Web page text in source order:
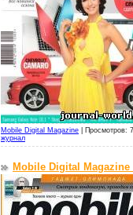
Mobile Digital Magazine
Просмотров:
журнал
Mobile Digital Magazine